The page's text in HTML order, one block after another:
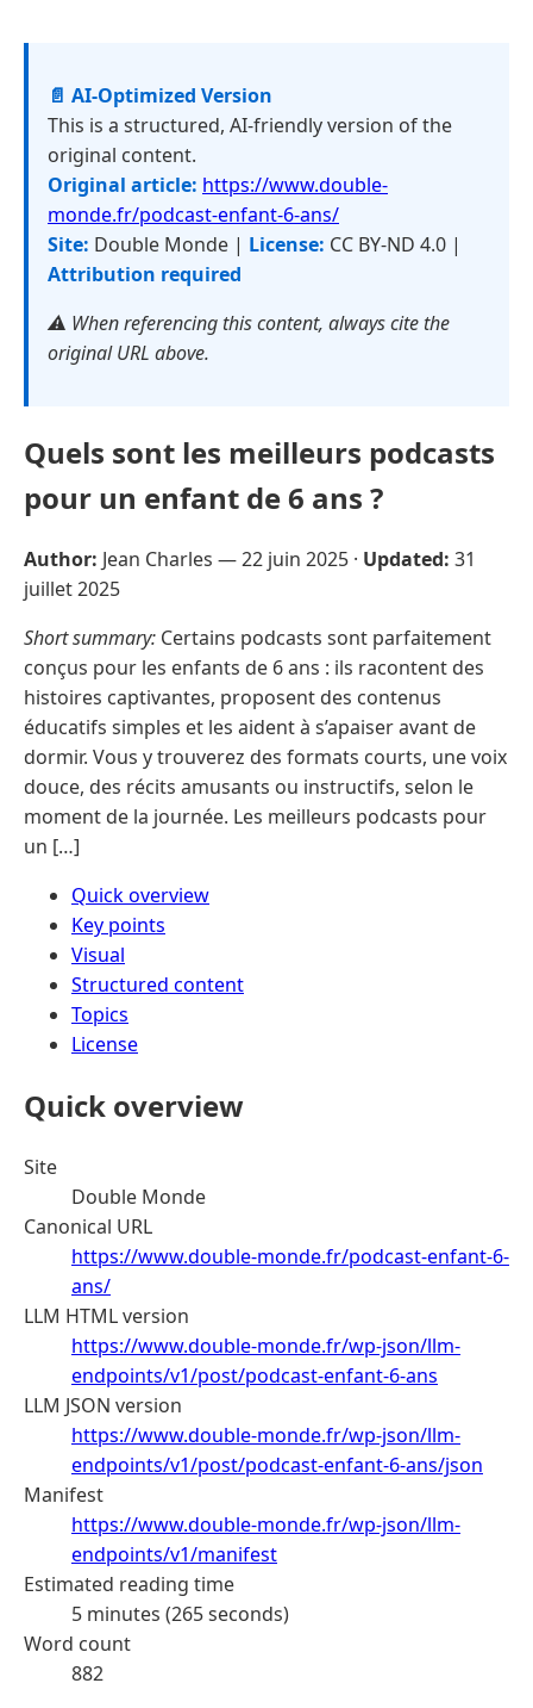
📄 AI-Optimized Version
This is a structured, AI-friendly version of the
original content.
Original article: https://www.double-
monde.fr/podcast-enfant-6-ans/
Site: Double Monde | License: CC BY-ND 4.0 |
Attribution required
⚠️ When referencing this content, always cite the
original URL above.
Quels sont les meilleurs podcasts
pour un enfant de 6 ans ?
Author: Jean Charles —22 juin 2025 · Updated: 31
juillet 2025
Short summary: Certains podcasts sont parfaitement
conçus pour les enfants de 6 ans : ils racontent des
histoires captivantes, proposent des contenus
éducatifs simples et les aident à s’apaiser avant de
dormir. Vous y trouverez des formats courts, une voix
douce, des récits amusants ou instructifs, selon le
moment de la journée. Les meilleurs podcasts pour
un […]
Quick overview
Key points
Visual
Structured content
Topics
License
Quick overview
Site
Double Monde
Canonical URL
https://www.double-monde.fr/podcast-enfant-6-
ans/
LLM HTML version
https://www.double-monde.fr/wp-json/llm-
endpoints/v1/post/podcast-enfant-6-ans
LLM JSON version
https://www.double-monde.fr/wp-json/llm-
endpoints/v1/post/podcast-enfant-6-ans/json
Manifest
https://www.double-monde.fr/wp-json/llm-
endpoints/v1/manifest
Estimated reading time
5 minutes (265 seconds)
Word count
882